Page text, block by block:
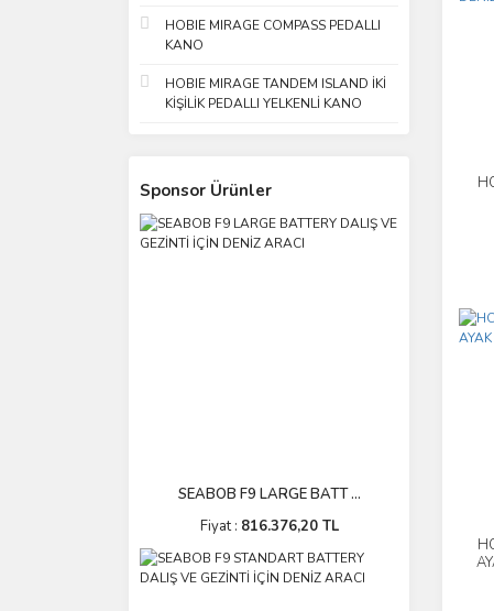
HOBIE MIRAGE COMPASS PEDALLI
KANO
HOBIE MIRAGE TANDEM ISLAND İKİ
KİŞİLİK PEDALLI YELKENLİ KANO
Sponsor Ürünler
SEABOB F9 LARGE BATT ...
Fiyat : 816.376,20 TL